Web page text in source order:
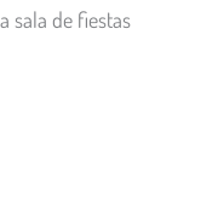
sala de fiestas